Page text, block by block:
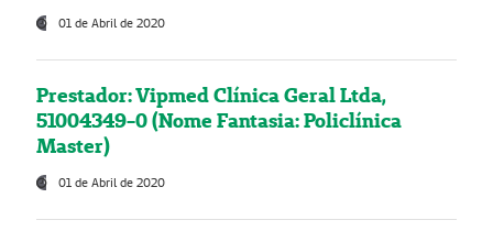
01 de Abril de 2020
Prestador: Vipmed Clínica Geral Ltda,
51004349-0 (Nome Fantasia: Policlínica
Master)
01 de Abril de 2020